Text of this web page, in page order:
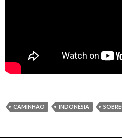
CAMINHÃO INDONÉSIA